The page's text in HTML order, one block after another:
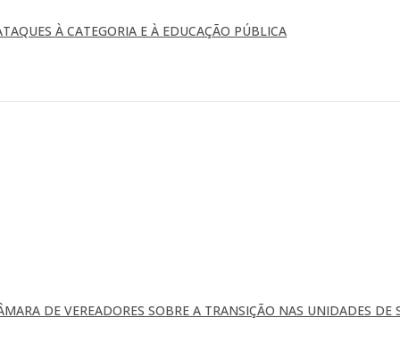
À CATEGORIA E À EDUCAÇÃO PÚBLICA
DE VEREADORES SOBRE A TRANSIÇÃO NAS UNIDADES DE